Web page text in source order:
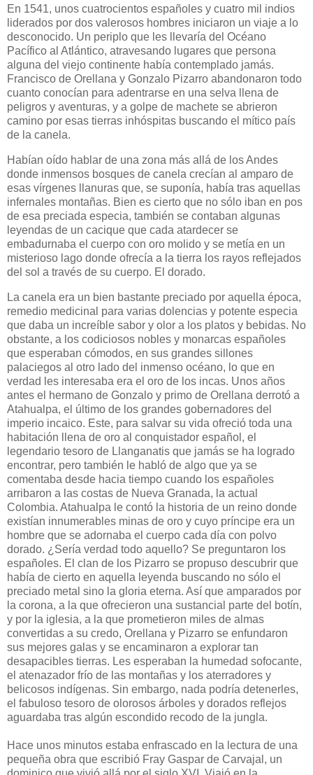
En 1541, unos cuatrocientos españoles y cuatro mil indios
liderados por dos valerosos hombres iniciaron un viaje a lo
desconocido. Un periplo que les llevaría del Océano
Pacífico al Atlántico, atravesando lugares que persona
alguna del viejo continente había contemplado jamás.
Francisco de Orellana y Gonzalo Pizarro abandonaron todo
cuanto conocían para adentrarse en una selva llena de
peligros y aventuras, y a golpe de machete se abrieron
camino por esas tierras inhóspitas buscando el mítico país
de la canela.
Habían oído hablar de una zona más allá de los Andes
donde inmensos bosques de canela crecían al amparo de
esas vírgenes llanuras que, se suponía, había tras aquellas
infernales montañas. Bien es cierto que no sólo iban en pos
de esa preciada especia, también se contaban algunas
leyendas de un cacique que cada atardecer se
embadurnaba el cuerpo con oro molido y se metía en un
misterioso lago donde ofrecía a la tierra los rayos reflejados
del sol a través de su cuerpo. El dorado.
La canela era un bien bastante preciado por aquella época,
remedio medicinal para varias dolencias y potente especia
que daba un increíble sabor y olor a los platos y bebidas. No
obstante, a los codiciosos nobles y monarcas españoles
que esperaban cómodos, en sus grandes sillones
palaciegos al otro lado del inmenso océano, lo que en
verdad les interesaba era el oro de los incas. Unos años
antes el hermano de Gonzalo y primo de Orellana derrotó a
Atahualpa, el último de los grandes gobernadores del
imperio incaico. Este, para salvar su vida ofreció toda una
habitación llena de oro al conquistador español, el
legendario tesoro de Llanganatis que jamás se ha logrado
encontrar, pero también le habló de algo que ya se
comentaba desde hacia tiempo cuando los españoles
arribaron a las costas de Nueva Granada, la actual
Colombia. Atahualpa le contó la historia de un reino donde
existían innumerables minas de oro y cuyo príncipe era un
hombre que se adornaba el cuerpo cada día con polvo
dorado. ¿Sería verdad todo aquello? Se preguntaron los
españoles. El clan de los Pizarro se propuso descubrir que
había de cierto en aquella leyenda buscando no sólo el
preciado metal sino la gloria eterna. Así que amparados por
la corona, a la que ofrecieron una sustancial parte del botín,
y por la iglesia, a la que prometieron miles de almas
convertidas a su credo, Orellana y Pizarro se enfundaron
sus mejores galas y se encaminaron a explorar tan
desapacibles tierras. Les esperaban la humedad sofocante,
el atenazador frío de las montañas y los aterradores y
belicosos indígenas. Sin embargo, nada podría detenerles,
el fabuloso tesoro de olorosos árboles y dorados reflejos
aguardaba tras algún escondido recodo de la jungla.
Hace unos minutos estaba enfrascado en la lectura de una
pequeña obra que escribió Fray Gaspar de Carvajal, un